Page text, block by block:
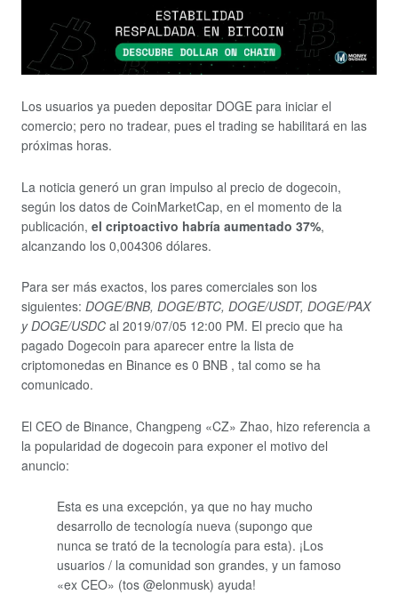
Los usuarios ya pueden depositar DOGE para iniciar el
comercio; pero no tradear, pues el trading se habilitará en las
próximas horas.
La noticia generó un gran impulso al precio de dogecoin,
según los datos de CoinMarketCap, en el momento de la
publicación, el criptoactivo habría aumentado 37%,
alcanzando los 0,004306 dólares.
Para ser más exactos, los pares comerciales son los
siguientes: DOGE/BNB, DOGE/BTC, DOGE/USDT, DOGE/PAX
y DOGE/USDC al 2019/07/05 12:00 PM. El precio que ha
pagado Dogecoin para aparecer entre la lista de
criptomonedas en Binance es 0 BNB , tal como se ha
comunicado.
El CEO de Binance, Changpeng «CZ» Zhao, hizo referencia a
la popularidad de dogecoin para exponer el motivo del
anuncio:
Esta es una excepción, ya que no hay mucho
desarrollo de tecnología nueva (supongo que
nunca se trató de la tecnología para esta). ¡Los
usuarios / la comunidad son grandes, y un famoso
«ex CEO» (tos @elonmusk) ayuda!